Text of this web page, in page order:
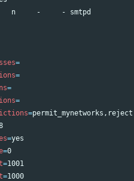
n     -     - smtpd
=
=
=
=
=permit_mynetworks,reject
=yes
=0
=1001
=